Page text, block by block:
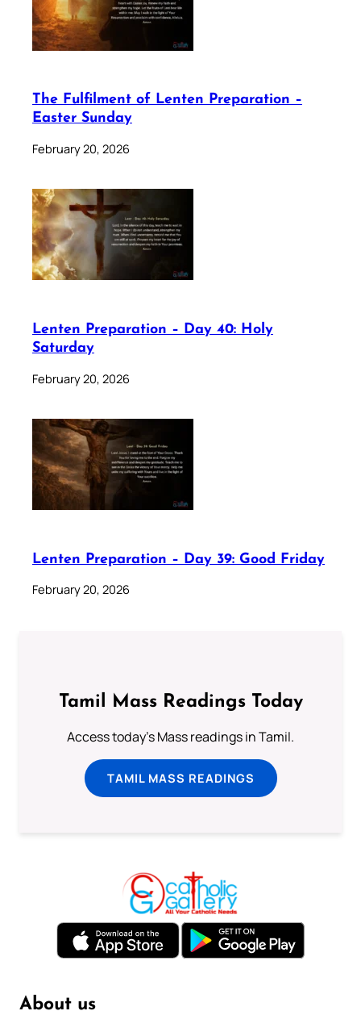
The Fulfilment of Lenten Preparation –
Easter Sunday
February 20, 2026
Lenten Preparation – Day 40: Holy
Saturday
February 20, 2026
Lenten Preparation – Day 39: Good Friday
February 20, 2026
Tamil Mass Readings Today
Access today's Mass readings in Tamil.
TAMIL MASS READINGS
About us